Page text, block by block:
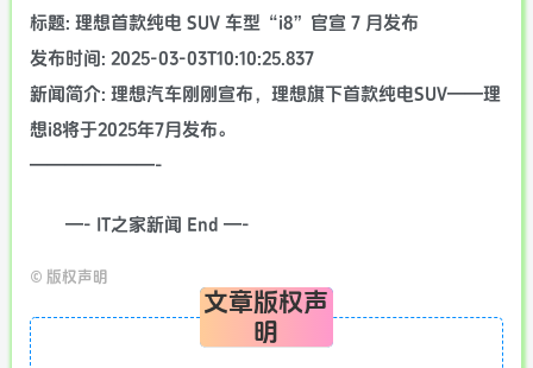
标题: 理想首款纯电 SUV 车型“i8”官宣 7 月发布
发布时间: 2025-03-03T10:10:25.837
新闻简介: 理想汽车刚刚宣布，理想旗下首款纯电SUV——理
想i8将于2025年7月发布。
———————-
—- IT之家新闻 End —-
© 版权声明
文章版权声
明